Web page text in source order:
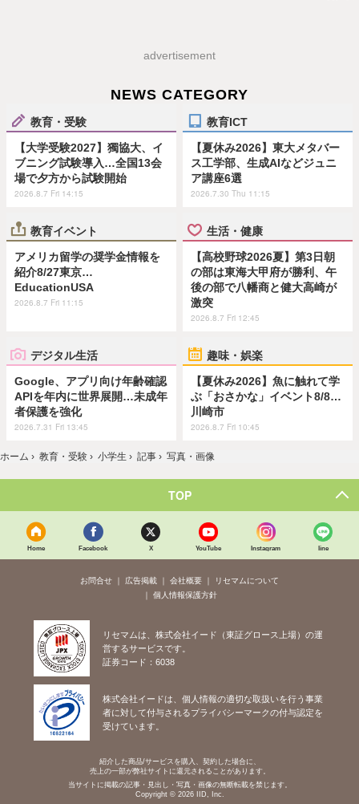
advertisement
NEWS CATEGORY
教育・受験
【大学受験2027】獨協大、イ
ブニング試験導入…全国13会
場で夕方から試験開始
2026.8.7 Fri 14:15
教育ICT
【夏休み2026】東大メタバー
ス工学部、生成AIなどジュニ
ア講座6選
2026.7.30 Thu 11:15
教育イベント
アメリカ留学の奨学金情報を
紹介8/27東京…
EducationUSA
2026.8.7 Fri 11:15
生活・健康
【高校野球2026夏】第3日朝
の部は東海大甲府が勝利、午
後の部で八幡商と健大高崎が
激突
2026.8.7 Fri 12:45
デジタル生活
Google、アプリ向け年齢確認
APIを年内に世界展開…未成年
者保護を強化
2026.7.31 Fri 13:45
趣味・娯楽
【夏休み2026】魚に触れて学
ぶ「おさかな」イベント8/8…
川崎市
2026.8.7 Fri 10:45
ホーム › 教育・受験 › 小学生 › 記事 › 写真・画像
TOP
Home Facebook X YouTube Instagram line
お問合せ 広告掲載 会社概要
リセマムについて
個人情報保護方針
リセマムは、株式会社イード（東証グロース上場）の運
営するサービスです。
証券コード：6038
株式会社イードは、個人情報の適切な取扱いを行う事業
者に対して付与されるプライバシーマークの付与認定を
受けています。
紹介した商品/サービスを購入、契約した場合に、
売上の一部が弊社サイトに還元されることがあります。
当サイトに掲載の記事・見出し・写真・画像の無断転載を禁じます。
Copyright © 2026 IID, Inc.